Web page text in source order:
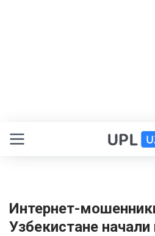
Интернет-
Узбекистане